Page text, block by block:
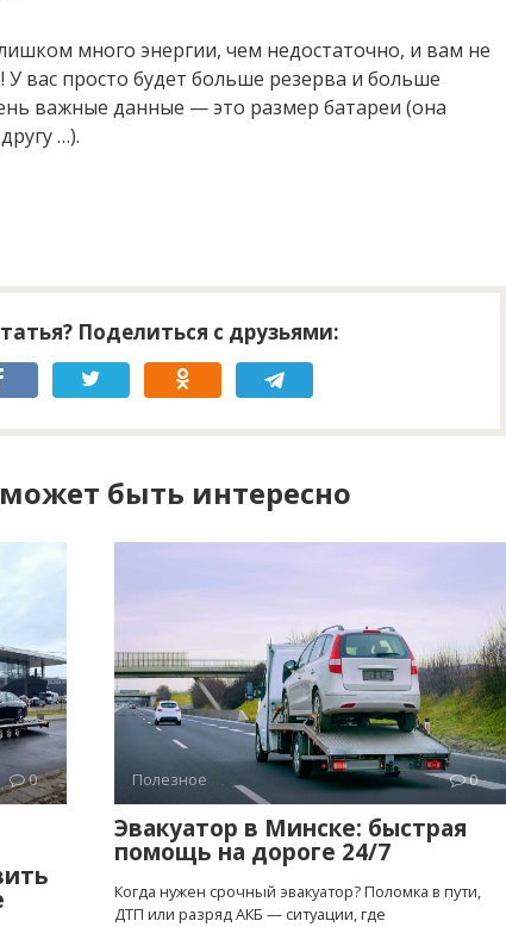
много энергии, чем недостаточно, и вам не
У вас просто будет больше резерва и больше
важные данные — это размер батареи (она
…).
Поделиться с друзьями:
быть интересно
0 Полезное 0
Эвакуатор в Минске: быстрая
помощь на дороге 24/7
Когда нужен срочный эвакуатор? Поломка в пути,
ДТП или разряд АКБ — ситуации, где